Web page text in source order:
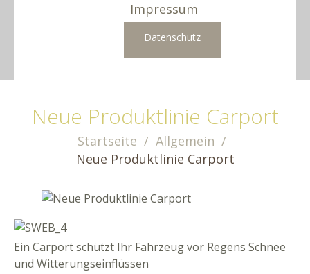
Impressum
Datenschutz
Neue Produktlinie Carport
Startseite
Allgemein
Neue Produktlinie Carport
Ein Carport schützt Ihr Fahrzeug vor Regens Schnee
und Witterungseinflüssen